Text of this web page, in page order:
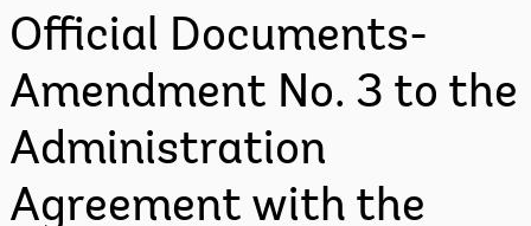
Official Documents-
Amendment No. 3 to the
Administration
Agreement with the